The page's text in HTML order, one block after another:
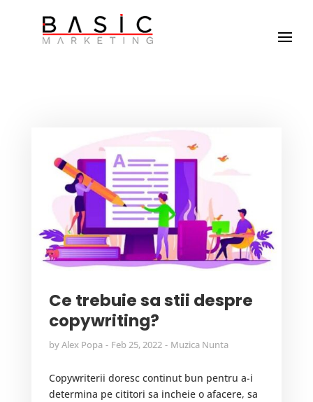
Ce trebuie sa stii despre
copywriting?
byAlex Popa Feb 25, 2022 Muzica Nunta
Copywriterii doresc continut bun pentru a-i
determina pe cititori sa incheie o afacere, sa